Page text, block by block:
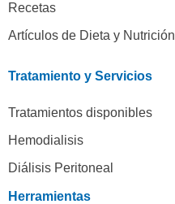
Recetas
Artículos de Dieta y Nutrición
Tratamiento y Servicios
Tratamientos disponibles
Hemodialisis
Diálisis Peritoneal
Herramientas